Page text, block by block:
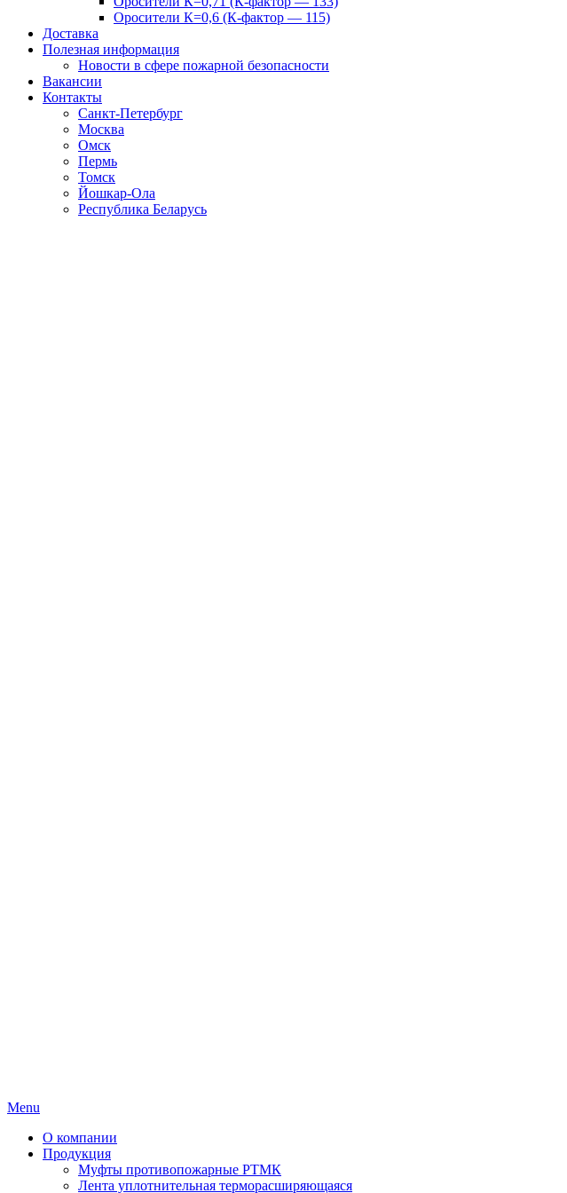
Оросители К=0,6 (К-фактор — 115)
Доставка
Полезная информация
Новости в сфере пожарной безопасности
Вакансии
Контакты
Санкт-Петербург
Москва
Омск
Пермь
Томск
Йошкар-Ола
Республика Беларусь
Menu
О компании
Продукция
Муфты противопожарные РТМК
Лента уплотнительная терморасширяющаяся